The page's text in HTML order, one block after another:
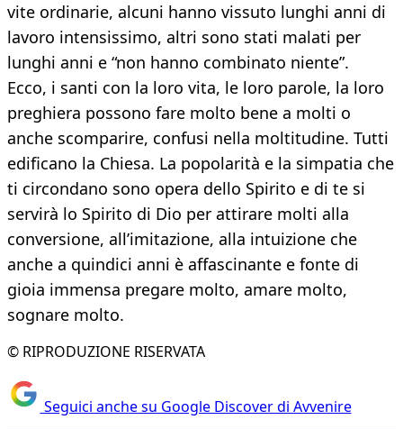
vite ordinarie, alcuni hanno vissuto lunghi anni di
lavoro intensissimo, altri sono stati malati per
lunghi anni e “non hanno combinato niente”.
Ecco, i santi con la loro vita, le loro parole, la loro
preghiera possono fare molto bene a molti o
anche scomparire, confusi nella moltitudine. Tutti
edificano la Chiesa. La popolarità e la simpatia che
ti circondano sono opera dello Spirito e di te si
servirà lo Spirito di Dio per attirare molti alla
conversione, all’imitazione, alla intuizione che
anche a quindici anni è affascinante e fonte di
gioia immensa pregare molto, amare molto,
sognare molto.
© RIPRODUZIONE RISERVATA
Seguici anche su Google Discover di Avvenire